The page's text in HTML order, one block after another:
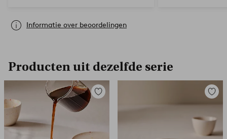
Informatie over beoordelingen
Producten uit dezelfde serie
Toevoegen